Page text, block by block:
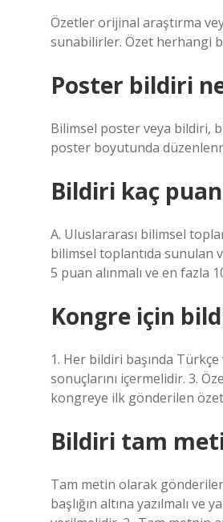
Özetler orijinal araştırma
sunabilirler. Özet herhangi
Poster bildiri
Bilimsel poster veya bildiri,
poster boyutunda
Bildiri kaç
A. Uluslararası bilimsel
bilimsel toplantıda sunulan
5 puan alınmalı ve en fazla
Kongre için
1. Her bildiri başında Türkçe
sonuçlarını içermelidir. 3.
kongreye ilk gönderilen özet
Bildiri tam
Tam metin olarak
başlığın altına yazılmalı